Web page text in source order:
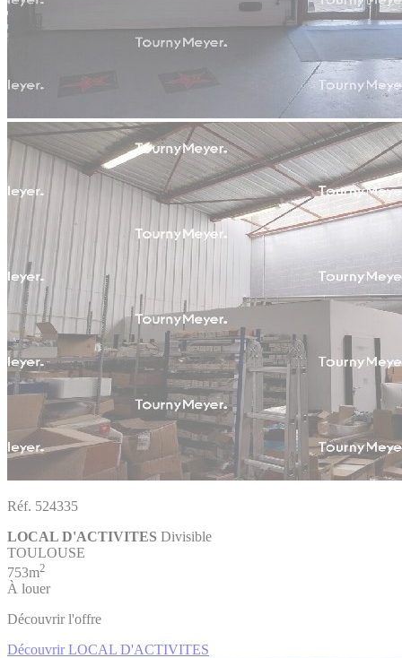
Réf. 524335
LOCAL D'ACTIVITES Divisible
TOULOUSE
753m2
À louer
Découvrir l'offre
Découvrir LOCAL D'ACTIVITES